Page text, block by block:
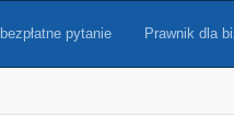
pytanie Prawnik dla